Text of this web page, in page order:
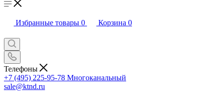
Избранные товары 0 Корзина 0
Телефоны
+7 (495) 225-95-78 Многоканальный
sale@ktnd.ru